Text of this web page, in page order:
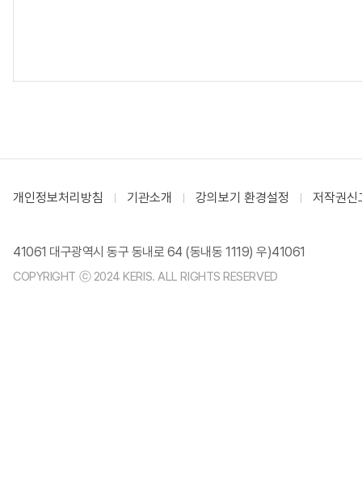
개인정보처리방침 기관소개 강의보기 환경설정 저작권신
41061 대구광역시 동구 동내로 64 (동내동 1119) 우)41061
COPYRIGHT ⓒ 2024 KERIS. ALL RIGHTS RESERVED